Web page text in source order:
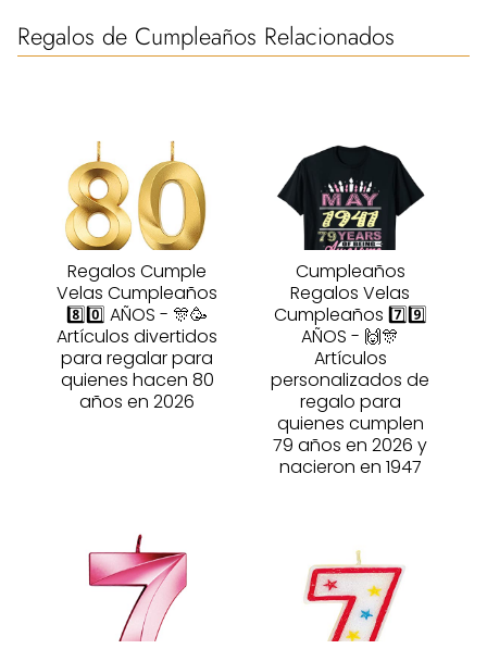
Regalos de Cumpleaños Relacionados
Regalos Cumple
Velas Cumpleaños
8️⃣0️⃣ AÑOS - 🎊🥳
Artículos divertidos
para regalar para
quienes hacen 80
años en 2026
Cumpleaños
Regalos Velas
Cumpleaños 7️⃣9️⃣
AÑOS - 🙌🎊
Artículos
personalizados de
regalo para
quienes cumplen
79 años en 2026 y
nacieron en 1947